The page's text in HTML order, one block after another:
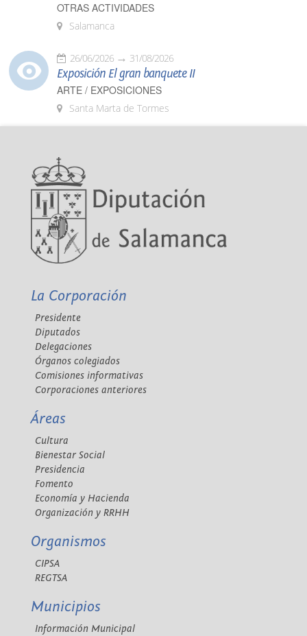
OTRAS ACTIVIDADES
Salamanca
26/06/2026 31/08/2026
Exposición El gran banquete II
ARTE / EXPOSICIONES
Santa Marta de Tormes
La Corporación
Presidente
Diputados
Delegaciones
Órganos colegiados
Comisiones informativas
Corporaciones anteriores
Áreas
Cultura
Bienestar Social
Presidencia
Fomento
Economía y Hacienda
Organización y RRHH
Organismos
CIPSA
REGTSA
Municipios
Información Municipal